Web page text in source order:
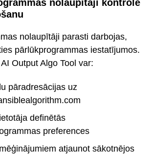
nolaupītāji kontrolē
nolaupītāji parasti darbojas,
pārlūkprogrammas iestatījumos.
Output Algo Tool var:
pāradresācijas uz
definētās
preferences
atjaunot sākotnējos